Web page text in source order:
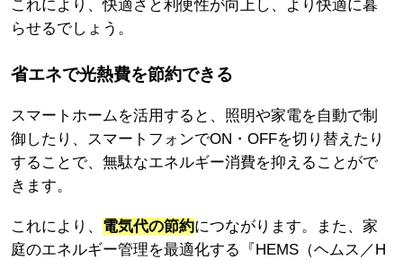
これにより、快適さと利便性が向上し、より快適に暮
らせるでしょう。
省エネで光熱費を節約できる
スマートホームを活用すると、照明や家電を自動で制
御したり、スマートフォンでON・OFFを切り替えたり
することで、無駄なエネルギー消費を抑えることがで
きます。
これにより、 電気代の節約につながります。また、家
庭のエネルギー管理を最適化する『HEMS（ヘムス／H